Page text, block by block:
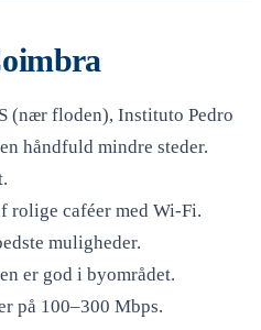
(nær floden), Instituto Pedro
håndfuld mindre steder.
rolige caféer med Wi-Fi.
muligheder.
er god i byområdet.
på 100–300 Mbps.